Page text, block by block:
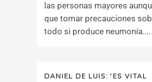
las personas mayores
que tomar precauciones
todo si produce neumonía....
DANIEL DE LUIS: ‘ES VITAL